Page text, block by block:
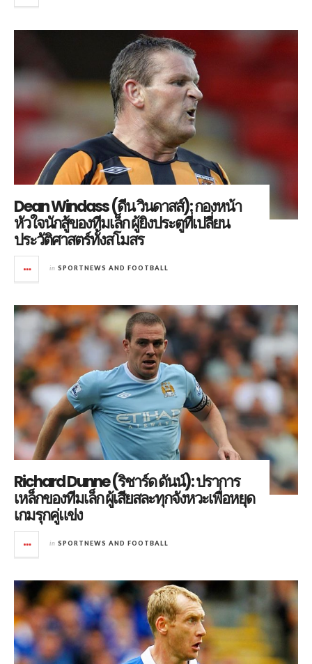
Dean Windass (ดีน วินดาสส์): กองหน้า
หัวใจนักสู้ของทีมเล็ก ผู้ยิงประตูที่เปลี่ยน
ประวัติศาสตร์ทั้งสโมสร
in SPORTNEWS AND FOOTBALL
Richard Dunne (ริชาร์ด ดันน์): ปราการ
เหล็กของทีมเล็ก ผู้เสียสละทุกจังหวะเพื่อหยุด
เกมรุกคู่แข่ง
in SPORTNEWS AND FOOTBALL